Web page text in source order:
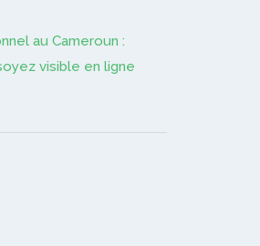
au Cameroun :
visible en ligne